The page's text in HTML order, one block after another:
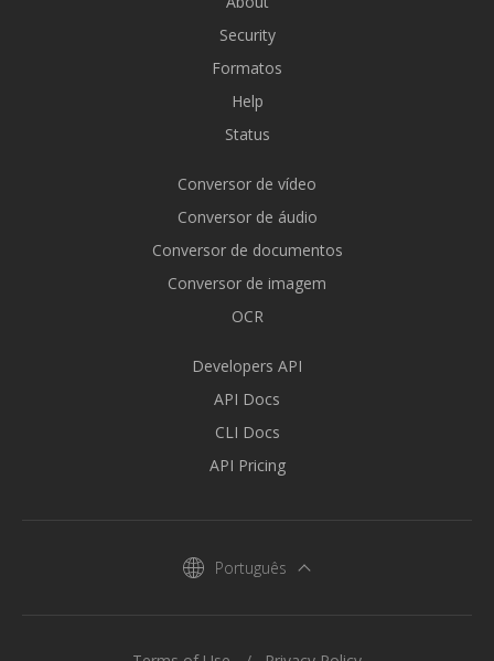
Security
Formatos
Help
Status
Conversor de vídeo
Conversor de áudio
Conversor de documentos
Conversor de imagem
OCR
Developers API
API Docs
CLI Docs
API Pricing
Português